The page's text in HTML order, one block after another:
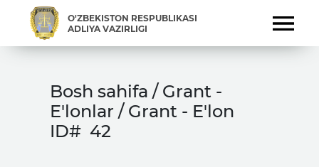
O'ZBEKISTON RESPUBLIKASI
ADLIYA VAZIRLIGI
Bosh sahifa / Grant -
E'lonlar / Grant - E'lon
ID# 42